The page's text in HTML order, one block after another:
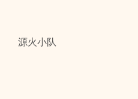
源火小队